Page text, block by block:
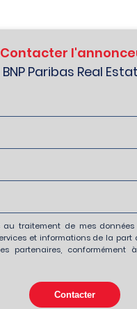
Contacter
BNP Paribas Real
au traitement de mes
et informations de la part
partenaires, conformément